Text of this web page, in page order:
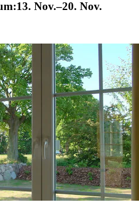
13. Nov.–20. Nov.